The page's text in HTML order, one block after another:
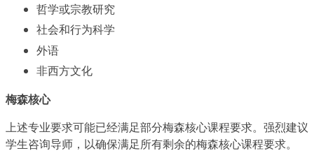
哲学或宗教研究
社会和行为科学
外语
非西方文化
梅森核心
上述专业要求可能已经满足部分梅森核心课程要求。强烈建议
学生咨询导师，以确保满足所有剩余的梅森核心课程要求。